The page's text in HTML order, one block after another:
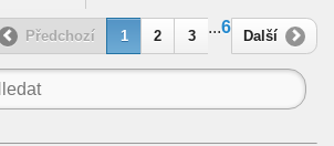
Předchozí 1 2 3
...6
Další